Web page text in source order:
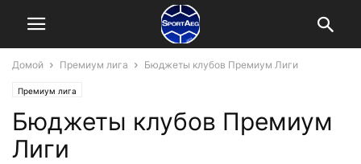
Домой Премиум лига Бюджеты клубов Премиум Лиги
Премиум лига
Бюджеты клубов Премиум
Лиги